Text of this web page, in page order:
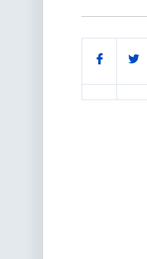
Поділитись